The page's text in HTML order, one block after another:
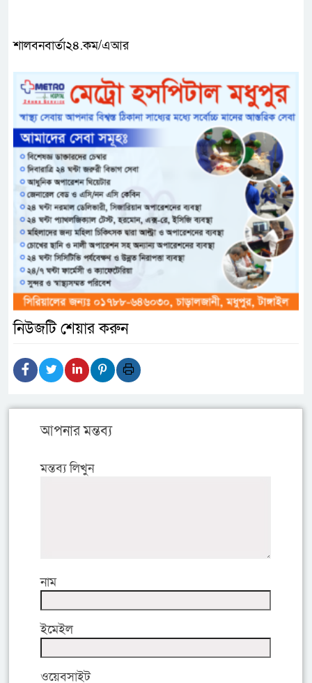
শালবনবার্তা২৪.কম/এআর
নিউজটি শেয়ার করুন
আপনার মন্তব্য
মন্তব্য লিখুন
নাম
ইমেইল
ওয়েবসাইট